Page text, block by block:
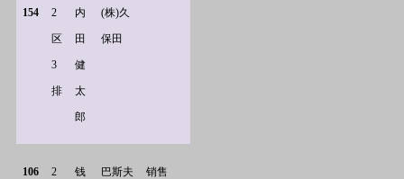
154 2
区
3
排
内
田
健
太
郎
(株)久
保田
106 2 钱 巴斯夫 销售